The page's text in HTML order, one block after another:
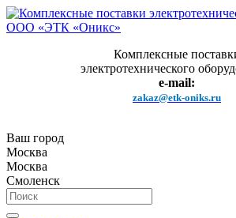
Комплексные
электротехнического
e-mail:
zakaz@etk-oniks.ru
Ваш город
Москва
Москва
Смоленск